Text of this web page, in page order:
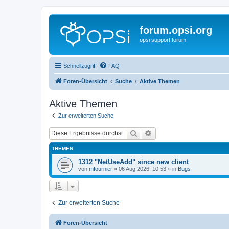
forum.opsi.org
opsi support forum
Schnellzugriff FAQ
Foren-Übersicht Suche Aktive Themen
Aktive Themen
Zur erweiterten Suche
Suche
THEMEN
1312 "NetUseAdd" since new client
von mfournier » 06 Aug 2026, 10:53 » in Bugs
Zur erweiterten Suche
Foren-Übersicht